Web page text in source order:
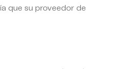
que su proveedor de